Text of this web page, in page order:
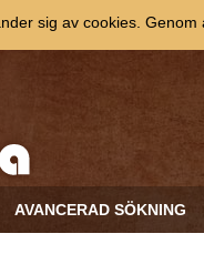
AVANCERAD SÖKNING
sig av cookies.